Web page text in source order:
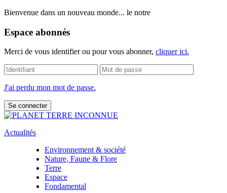
Bienvenue dans un nouveau monde... le notre
Espace abonnés
Merci de vous identifier ou pour vous abonner, cliquer ici.
J'ai perdu mon mot de passe.
Actualités
Environnement & société
Nature, Faune & Flore
Terre
Espace
Fondamental